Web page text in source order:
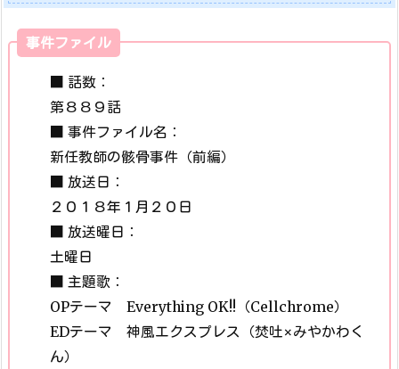
事件ファイル
■ 話数：
第８８９話
■ 事件ファイル名：
新任教師の骸骨事件（前編）
■ 放送日：
２０１８年１月２０日
■ 放送曜日：
土曜日
■ 主題歌：
OPテーマ Everything OK!!（Cellchrome）
EDテーマ 神風エクスプレス（焚吐×みやかわく
ん）